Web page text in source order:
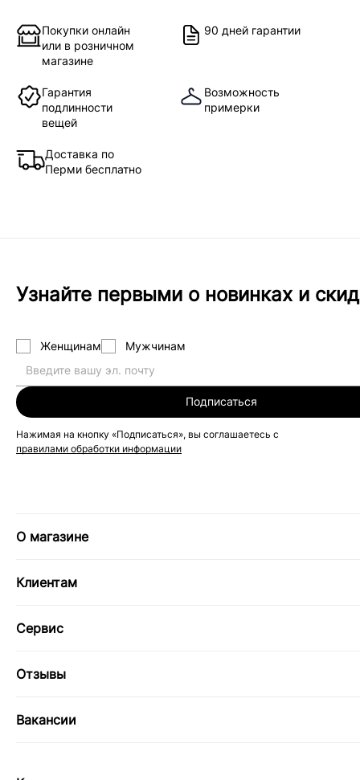
Покупки онлайн
или в розничном
магазине
90 дней гарантии
Гарантия
подлинности
вещей
Возможность
примерки
Доставка по
Перми бесплатно
Узнайте первыми о новинках и
Женщинам Мужчинам
Подписаться
Нажимая на кнопку «Подписаться», вы соглашаетесь с
правилами обработки информации
О магазине
Клиентам
Сервис
Отзывы
Вакансии